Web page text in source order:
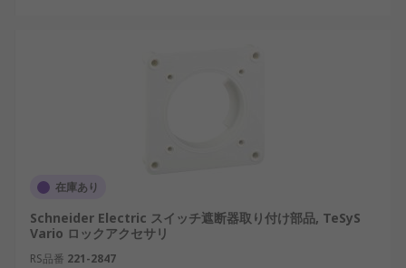
在庫あり
Schneider Electric スイッチ遮断器取り付け部品, TeSyS
Vario ロックアクセサリ
RS品番 221-2847